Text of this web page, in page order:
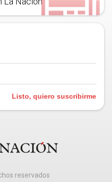
Listo, quiero suscribirme
reservados